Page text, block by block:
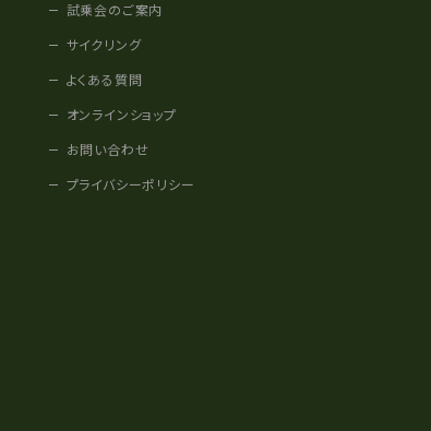
試乗会のご案内
サイクリング
よくある質問
オンラインショップ
お問い合わせ
プライバシーポリシー